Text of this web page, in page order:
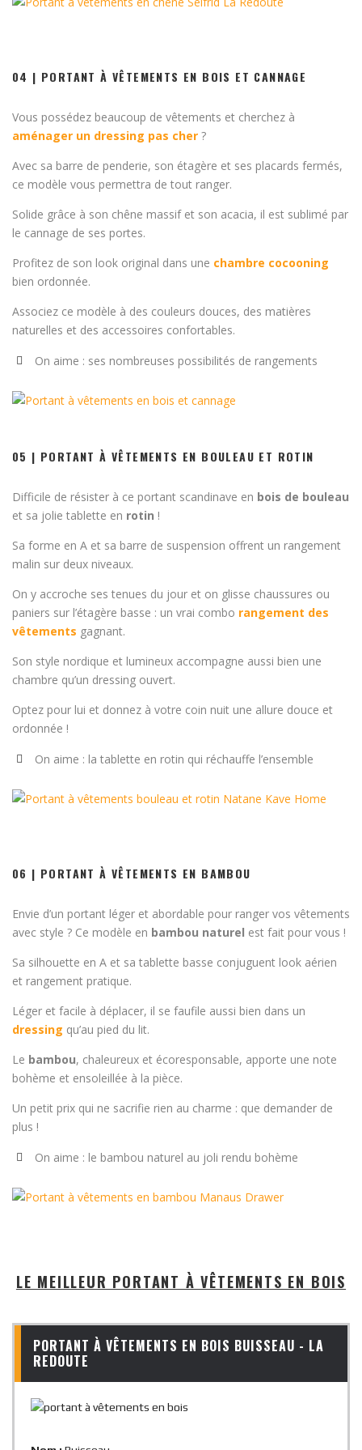
04 | PORTANT À VÊTEMENTS EN BOIS ET CANNAGE
Vous possédez beaucoup de vêtements et cherchez à
aménager un dressing pas cher ?
Avec sa barre de penderie, son étagère et ses placards fermés,
ce modèle vous permettra de tout ranger.
Solide grâce à son chêne massif et son acacia, il est sublimé par
le cannage de ses portes.
Profitez de son look original dans une chambre cocooning
bien ordonnée.
Associez ce modèle à des couleurs douces, des matières
naturelles et des accessoires confortables.
On aime : ses nombreuses possibilités de rangements
05 | PORTANT À VÊTEMENTS EN BOULEAU ET ROTIN
Difficile de résister à ce portant scandinave en bois de bouleau
et sa jolie tablette en rotin !
Sa forme en A et sa barre de suspension offrent un rangement
malin sur deux niveaux.
On y accroche ses tenues du jour et on glisse chaussures ou
paniers sur l’étagère basse : un vrai combo rangement des
vêtements gagnant.
Son style nordique et lumineux accompagne aussi bien une
chambre qu’un dressing ouvert.
Optez pour lui et donnez à votre coin nuit une allure douce et
ordonnée !
On aime : la tablette en rotin qui réchauffe l’ensemble
06 | PORTANT À VÊTEMENTS EN BAMBOU
Envie d’un portant léger et abordable pour ranger vos vêtements
avec style ? Ce modèle en bambou naturel est fait pour vous !
Sa silhouette en A et sa tablette basse conjuguent look aérien
et rangement pratique.
Léger et facile à déplacer, il se faufile aussi bien dans un
dressing qu’au pied du lit.
Le bambou, chaleureux et écoresponsable, apporte une note
bohème et ensoleillée à la pièce.
Un petit prix qui ne sacrifie rien au charme : que demander de
plus !
On aime : le bambou naturel au joli rendu bohème
LE MEILLEUR PORTANT À VÊTEMENTS EN BOIS
PORTANT À VÊTEMENTS EN BOIS BUISSEAU - LA
REDOUTE